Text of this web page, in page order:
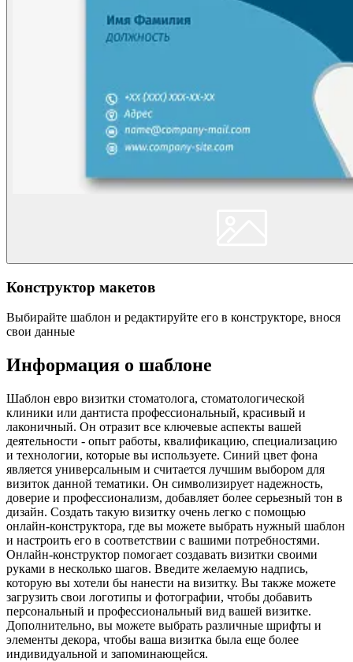
Конструктор макетов
Выбирайте шаблон и редактируйте его в конструкторе, внося
свои данные
Информация о шаблоне
Шаблон евро визитки стоматолога, стоматологической
клиники или дантиста профессиональный, красивый и
лаконичный. Он отразит все ключевые аспекты вашей
деятельности - опыт работы, квалификацию, специализацию
и технологии, которые вы используете. Синий цвет фона
является универсальным и считается лучшим выбором для
визиток данной тематики. Он символизирует надежность,
доверие и профессионализм, добавляет более серьезный тон в
дизайн. Создать такую визитку очень легко с помощью
онлайн-конструктора, где вы можете выбрать нужный шаблон
и настроить его в соответствии с вашими потребностями.
Онлайн-конструктор помогает создавать визитки своими
руками в несколько шагов. Введите желаемую надпись,
которую вы хотели бы нанести на визитку. Вы также можете
загрузить свои логотипы и фотографии, чтобы добавить
персональный и профессиональный вид вашей визитке.
Дополнительно, вы можете выбрать различные шрифты и
элементы декора, чтобы ваша визитка была еще более
индивидуальной и запоминающейся.